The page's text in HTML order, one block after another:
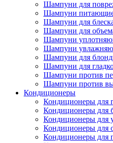
Шампуни для
Шампуни
Шампуни для
Шампуни для
Шампуни
Шампуни
Шампуни для
Шампуни для
Шампуни против
Шампуни против
Кондиционеры
Кондиционеры для
Кондиционеры для
Кондиционеры для
Кондиционеры для
Кондиционеры для